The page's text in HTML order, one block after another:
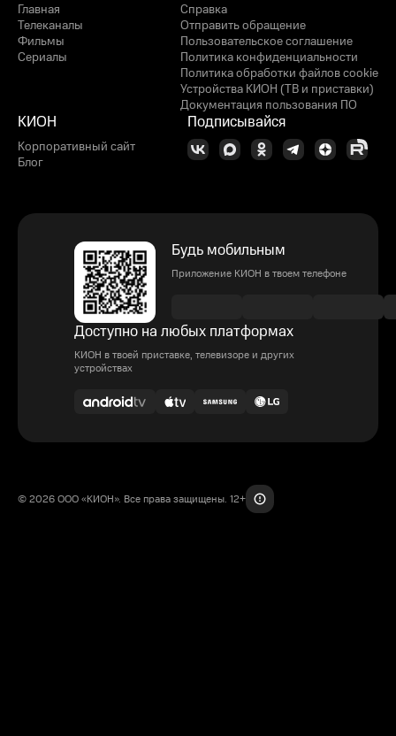
Главная
Телеканалы
Фильмы
Сериалы
Справка
Отправить обращение
Пользовательское соглашение
Политика конфиденциальности
Политика обработки файлов cookie
Устройства КИОН (ТВ и приставки)
Документация пользования ПО
КИОН
Корпоративный сайт
Блог
Подписывайся
Будь мобильным
Приложение КИОН в твоем телефоне
Доступно на любых платформах
КИОН в твоей приставке, телевизоре и других
устройствах
© 2026 ООО «КИОН». Все права защищены. 12+